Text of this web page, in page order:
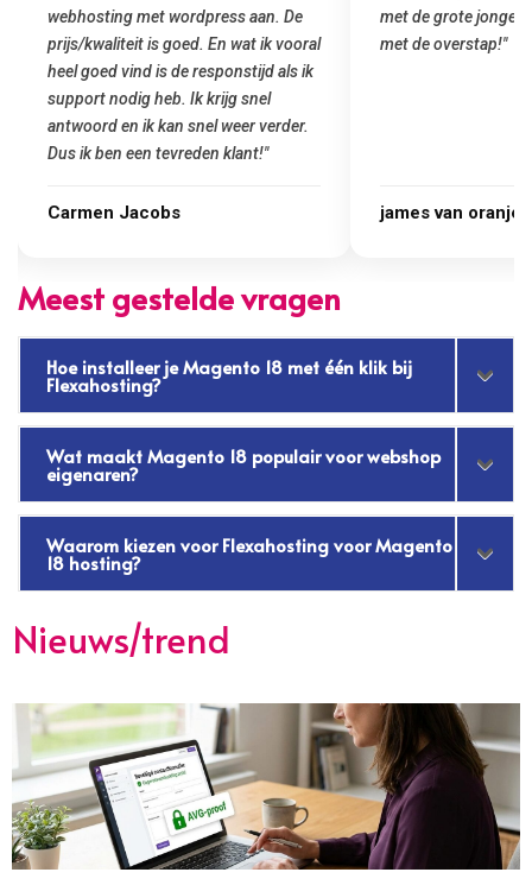
met de grote jongens en dus nu al blij
met de overstap!"
james van oranje
was meteen door
gemaakt. Top
Marcel Thijs
Meest gestelde vragen
Hoe installeer je Magento 18 met één klik bij
Flexahosting?
Wat maakt Magento 18 populair voor webshop
eigenaren?
Waarom kiezen voor Flexahosting voor Magento
18 hosting?
Nieuws/trend